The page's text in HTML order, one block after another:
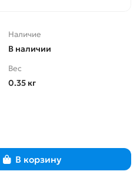
Наличие
В наличии
Вес
0.35 кг
В корзину